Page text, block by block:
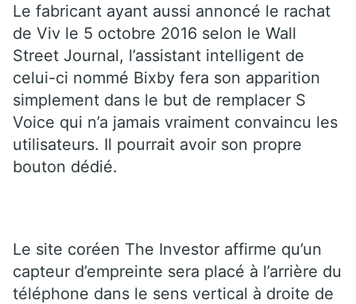
Le fabricant ayant aussi annoncé le rachat
de Viv le 5 octobre 2016 selon le Wall
Street Journal, l’assistant intelligent de
celui-ci nommé Bixby fera son apparition
simplement dans le but de remplacer S
Voice qui n’a jamais vraiment convaincu les
utilisateurs. Il pourrait avoir son propre
bouton dédié.
Le site coréen The Investor affirme qu’un
capteur d’empreinte sera placé à l’arrière du
téléphone dans le sens vertical à droite de